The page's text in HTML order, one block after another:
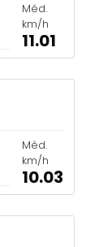
Méd.
km/h
11.01
Méd.
km/h
10.03